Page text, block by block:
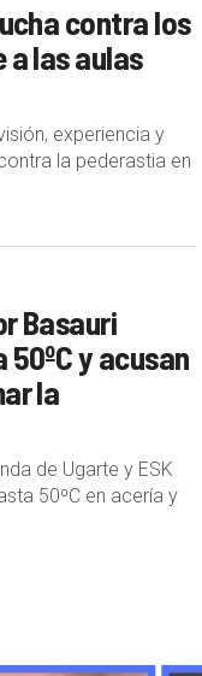
contra los
a las aulas
experiencia y
la pederastia en
Basauri
y acusan
la
de Ugarte y ESK
50ºC en acería y